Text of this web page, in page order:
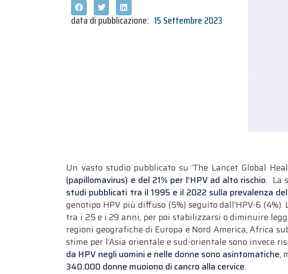
data di pubblicazione: 15 Settembre 2023
Un vasto studio pubblicato su ‘The Lancet Global
(papillomavirus) e del 21% per l’HPV ad alto rischio. La
studi pubblicati tra il 1995 e il 2022 sulla prevalenza
genotipo HPV più diffuso (5%) seguito dall’HPV-6 (4%).
tra i 25 e i 29 anni, per poi stabilizzarsi o diminuire
regioni geografiche di Europa e Nord America, Africa
stime per l’Asia orientale e sud-orientale sono invece
da HPV negli uomini e nelle donne sono asintomatiche,
340.000 donne muoiono di cancro alla cervice.